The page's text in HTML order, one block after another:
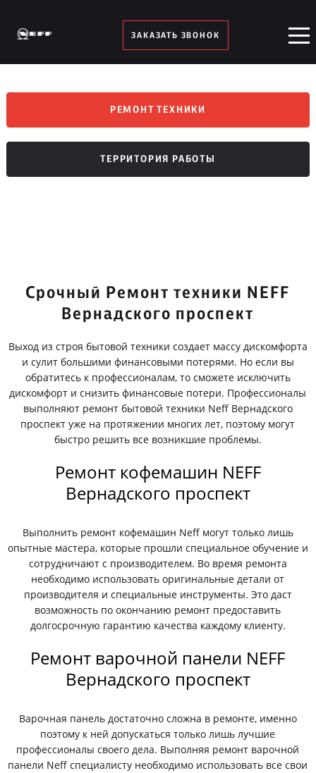
ЗАКАЗАТЬ ЗВОНОК
РЕМОНТ ТЕХНИКИ
ТЕРРИТОРИЯ РАБОТЫ
Срочный Ремонт техники NEFF
Вернадского проспект
Выход из строя бытовой техники создает массу дискомфорта
и сулит большими финансовыми потерями. Но если вы
обратитесь к профессионалам, то сможете исключить
дискомфорт и снизить финансовые потери. Профессионалы
выполняют ремонт бытовой техники Neff Вернадского
проспект уже на протяжении многих лет, поэтому могут
быстро решить все возникшие проблемы.
Ремонт кофемашин NEFF
Вернадского проспект
Выполнить ремонт кофемашин Neff могут только лишь
опытные мастера, которые прошли специальное обучение и
сотрудничают с производителем. Во время ремонта
необходимо использовать оригинальные детали от
производителя и специальные инструменты. Это даст
возможность по окончанию ремонт предоставить
долгосрочную гарантию качества каждому клиенту.
Ремонт варочной панели NEFF
Вернадского проспект
Варочная панель достаточно сложна в ремонте, именно
поэтому к ней допускаться только лишь лучшие
профессионалы своего дела. Выполняя ремонт варочной
панели Neff специалисту необходимо использовать все свои